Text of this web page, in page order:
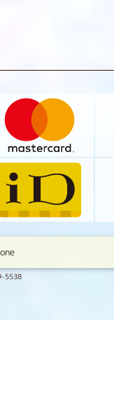
5538